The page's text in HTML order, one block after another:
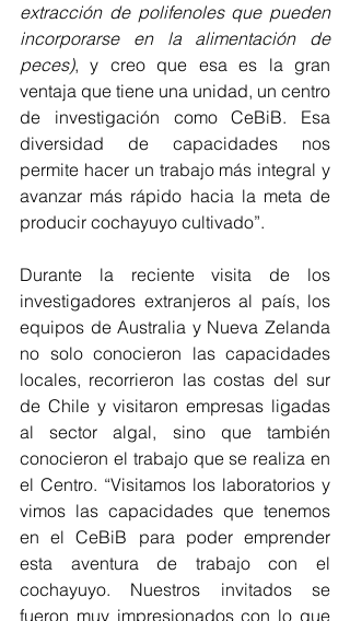
extracción de polifenoles que pueden
incorporarse en la alimentación de
peces), y creo que esa es la gran
ventaja que tiene una unidad, un centro
de investigación como CeBiB. Esa
diversidad de capacidades nos
permite hacer un trabajo más integral y
avanzar más rápido hacia la meta de
producir cochayuyo cultivado”.
Durante la reciente visita de los
investigadores extranjeros al país, los
equipos de Australia y Nueva Zelanda
no solo conocieron las capacidades
locales, recorrieron las costas del sur
de Chile y visitaron empresas ligadas
al sector algal, sino que también
conocieron el trabajo que se realiza en
el Centro. “Visitamos los laboratorios y
vimos las capacidades que tenemos
en el CeBiB para poder emprender
esta aventura de trabajo con el
cochayuyo. Nuestros invitados se
fueron muy impresionados con lo que